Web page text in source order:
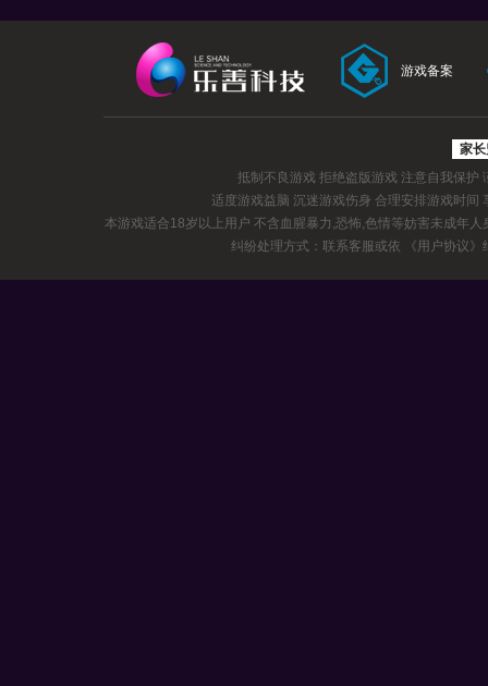
游戏备案
家
抵制不良游戏 拒绝盗版游戏 注意自我保护
适度游戏益脑 沉迷游戏伤身 合理安排游戏时间
本游戏适合18岁以上用户 不含血腥暴力,恐怖,色情等妨害未成年人
纠纷处理方式：联系客服或依
《用户协议》